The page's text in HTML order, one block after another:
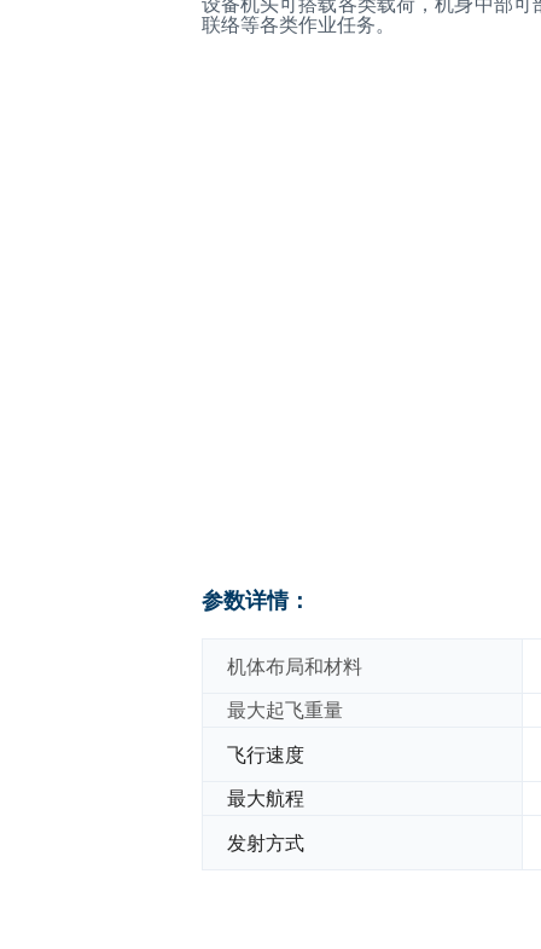
设备机头可搭载各类载荷，机身中部
联络等各类作业任务。
参数详情：
机体布局和材料
最大起飞重量
飞行速度
最大航程
发射方式